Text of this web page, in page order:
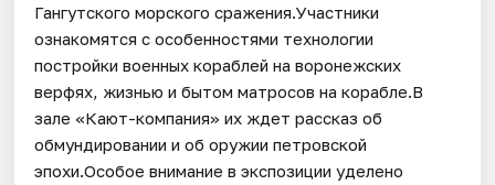
Гангутского морского сражения.Участники
ознакомятся с особенностями технологии
постройки военных кораблей на воронежских
верфях, жизнью и бытом матросов на корабле.В
зале «Кают-компания» их ждет рассказ об
обмундировании и об оружии петровской
эпохи.Особое внимание в экспозиции уделено